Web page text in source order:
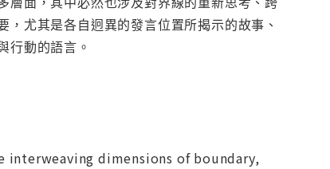
尤其是各自迥異的發言位置所揭示的故事、
行動的語言。
interweaving dimensions of boundary,